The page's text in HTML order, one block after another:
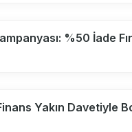
%50 İade
Yakın Davetiyle